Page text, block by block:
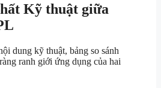
Kỹ thuật giữa
dung kỹ thuật, bảng so sánh
ranh giới ứng dụng của hai